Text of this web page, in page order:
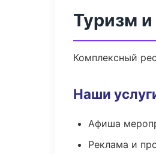
Туризм и
Комплексный
Наши
Афиша
Реклама и